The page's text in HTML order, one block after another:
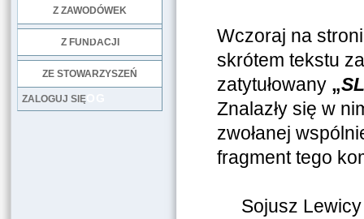
Z ZAWODÓWEK
Z FUNDACJI
ZE STOWARZYSZEŃ
LOG
ZALOGUJ SIĘ
Wczoraj na
skrótem tekstu
zatytułowany „
Znalazły się w
zwołanej
fragment tego
Sojusz